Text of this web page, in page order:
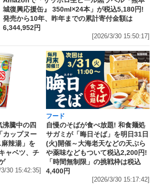
城復興応援缶』 350ml×24本」が税込5,180円!
発売から10年、昨年までの累計寄付金額は
6,344,952円
[2026/3/30 15:50:17]
騰中の四
カップヌー
麻辣湯」を
ャベツ、チ
3/30 15:42:35]
フード
自慢のそばが食べ放題! 和食麺処
サガミが「晦日そば」を明日31日
(火)開催～大海老天などの天ぷら
や薬味などもついて税込2,200円!
「時間無制限」の挑戦枠は税込
4,400円
[2026/3/30 15:17:42]